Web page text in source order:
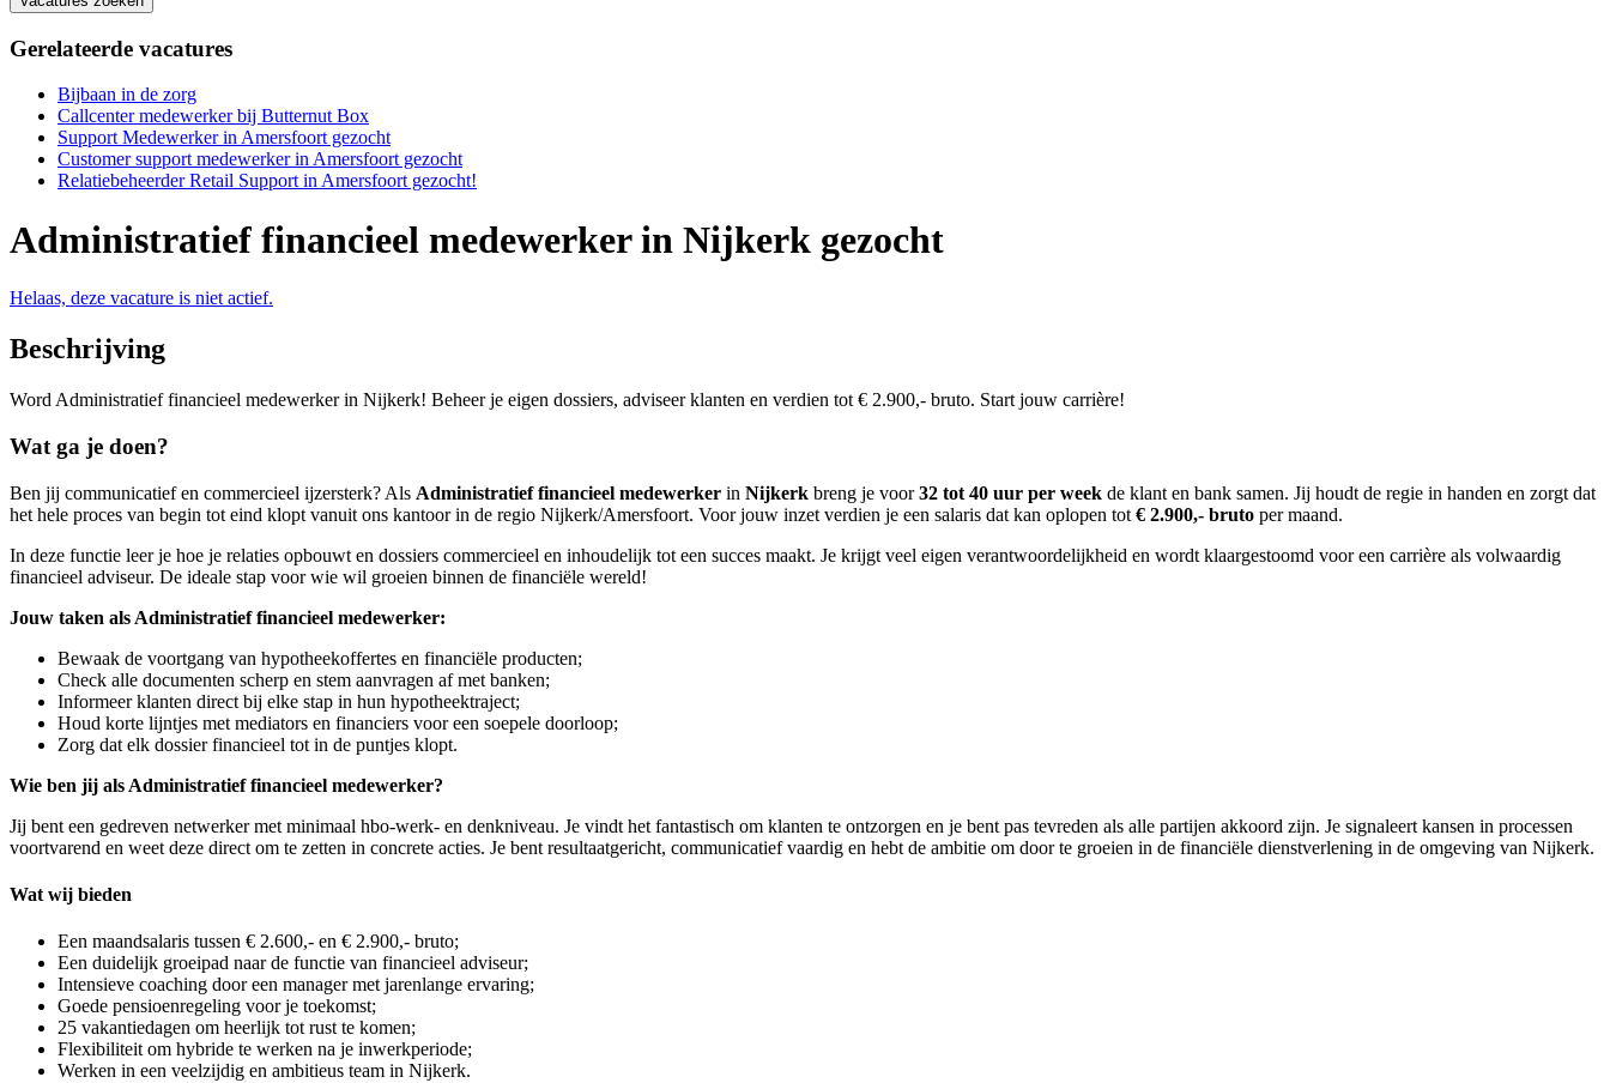
Gerelateerde vacatures
Bijbaan in de zorg
Callcenter medewerker bij Butternut Box
Support Medewerker in Amersfoort gezocht
Customer support medewerker in Amersfoort gezocht
Relatiebeheerder Retail Support in Amersfoort gezocht!
Administratief financieel medewerker in Nijkerk gezocht
Helaas, deze vacature is niet actief.
Beschrijving
Word Administratief financieel medewerker in Nijkerk! Beheer je eigen dossiers, adviseer klanten en verdien tot € 2.900,- bruto. Start jouw carrière!
Wat ga je doen?
Ben jij communicatief en commercieel ijzersterk? Als Administratief financieel medewerker in Nijkerk breng je voor32 tot 40 uur per week de klant en bank samen. Jij houdt de regie in handen en zorgt dat
het hele proces van begin tot eind klopt vanuit ons kantoor in de regio Nijkerk/Amersfoort. Voor jouw inzet verdien je een salaris dat kan oplopen tot € 2.900,- bruto per maand.
In deze functie leer je hoe je relaties opbouwt en dossiers commercieel en inhoudelijk tot een succes maakt. Je krijgt veel eigen verantwoordelijkheid en wordt klaargestoomd voor een carrière als volwaardig
financieel adviseur. De ideale stap voor wie wil groeien binnen de financiële wereld!
Jouw taken als Administratief financieel medewerker:
Bewaak de voortgang van hypotheekoffertes en financiële producten;
Check alle documenten scherp en stem aanvragen af met banken;
Informeer klanten direct bij elke stap in hun hypotheektraject;
Houd korte lijntjes met mediators en financiers voor een soepele doorloop;
Zorg dat elk dossier financieel tot in de puntjes klopt.
Wie ben jij als Administratief financieel medewerker?
Jij bent een gedreven netwerker met minimaal hbo-werk- en denkniveau. Je vindt het fantastisch om klanten te ontzorgen en je bent pas tevreden als alle partijen akkoord zijn. Je signaleert kansen in processen
voortvarend en weet deze direct om te zetten in concrete acties. Je bent resultaatgericht, communicatief vaardig en hebt de ambitie om door te groeien in de financiële dienstverlening in de omgeving van Nijkerk.
Wat wij bieden
Een maandsalaris tussen € 2.600,- en € 2.900,- bruto;
Een duidelijk groeipad naar de functie van financieel adviseur;
Intensieve coaching door een manager met jarenlange ervaring;
Goede pensioenregeling voor je toekomst;
25 vakantiedagen om heerlijk tot rust te komen;
Flexibiliteit om hybride te werken na je inwerkperiode;
Werken in een veelzijdig en ambitieus team in Nijkerk.